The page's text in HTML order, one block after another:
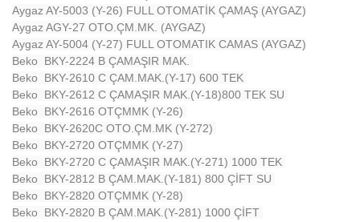
Aygaz AY-5003 (Y-26) FULL OTOMATİK ÇAMAŞ (AYGAZ)
Aygaz AGY-27 OTO.ÇM.MK. (AYGAZ)
Aygaz AY-5004 (Y-27) FULL OTOMATIK CAMAS (AYGAZ)
Beko BKY-2224 B ÇAMAŞIR MAK.
Beko BKY-2610 C ÇAM.MAK.(Y-17) 600 TEK
Beko BKY-2612 C ÇAMAŞIR MAK.(Y-18)800 TEK SU
Beko BKY-2616 OTÇMMK (Y-26)
Beko BKY-2620C OTO.ÇM.MK (Y-272)
Beko BKY-2720 OTÇMMK (Y-27)
Beko BKY-2720 C ÇAMAŞIR MAK.(Y-271) 1000 TEK
Beko BKY-2812 B ÇAM.MAK.(Y-181) 800 ÇİFT SU
Beko BKY-2820 OTÇMMK (Y-28)
Beko BKY-2820 B ÇAM.MAK.(Y-281) 1000 ÇİFT